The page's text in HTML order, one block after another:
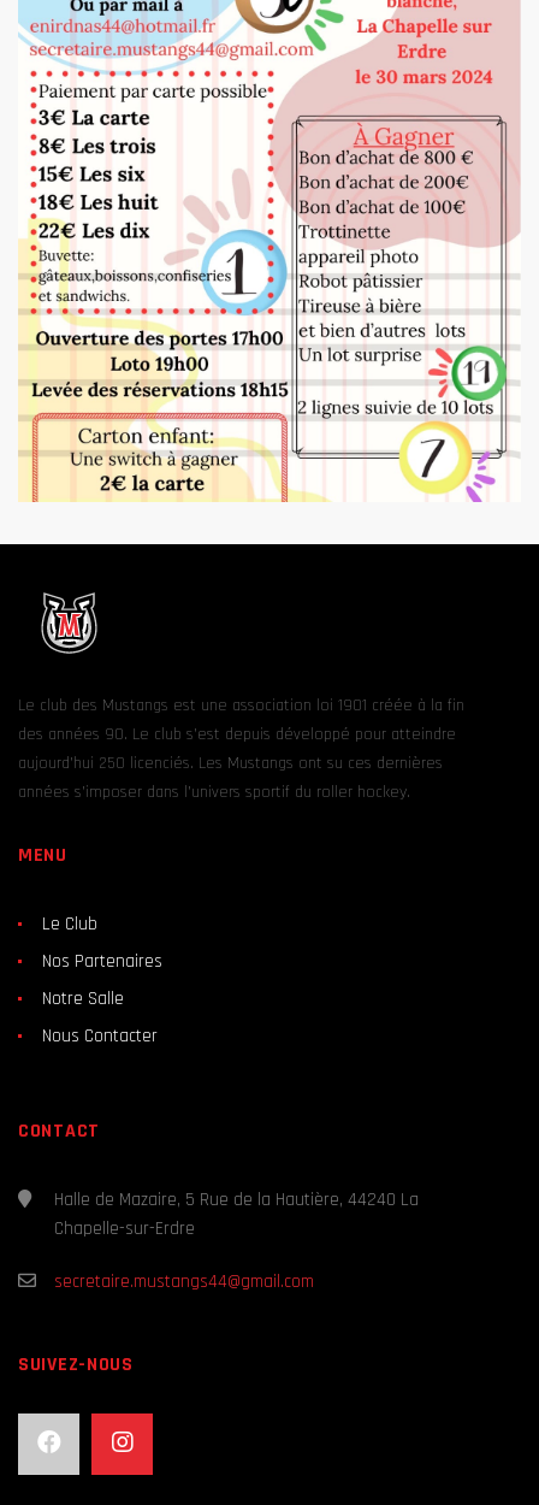
Le club des Mustangs est une association loi 1901 créée à la fin
des années 90. Le club s’est depuis développé pour atteindre
aujourd’hui 250 licenciés. Les Mustangs ont su ces dernières
années s’imposer dans l’univers sportif du roller hockey.
MENU
Le Club
Nos Partenaires
Notre Salle
Nous Contacter
CONTACT
Halle de Mazaire, 5 Rue de la Hautière, 44240 La
Chapelle-sur-Erdre
secretaire.mustangs44@gmail.com
SUIVEZ-NOUS